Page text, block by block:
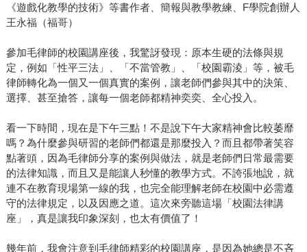
《遊戲化教學的技術》等書作者、簡報與教學教練、F學院創辦人
王永福（福哥）
參加毛律師的校園講座後，我驚訝發現：原本生硬的法條與規
定，例如「性平三法」、「不當管教」、「校園霸淩」等，被毛
律師轉化為一個又一個真實的案例，讓老師們參與其中的決策、
選擇、甚至搶答，讓每一個老師都精神奕奕、全心投入。
看一下時間，現在是下午三點！不是說下午大家精神會比較萎靡
嗎？為什麼參與研習的老師們都還是那麼投入？而且都帶著笑容
點著頭，因為毛律師分享的案例與做法，就是老師們日常最需要
的法律知識，而且又是能讓人秒懂的教學方式。不誇張地說，就
連不在教育現場第一線的我，也完全能理解老師在校園中必需遵
守的法律規定，以及因應之道。這次來旁聽這場「校園法律講
座」，真是讓我印象深刻，也太有價值了！
幾年前，我會注意到毛律師精彩的校園講座，是因為她總是不吝